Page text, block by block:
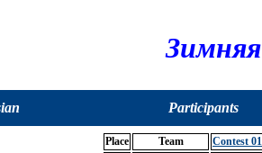
Participants
Place Team Contest 01